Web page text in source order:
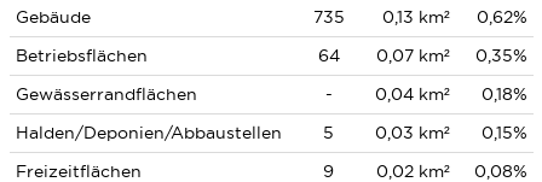
Gebäude 735 0,13 km²
0,62%
Betriebsflächen
64 0,07 km²
0,35%
Gewässerrandflächen
- 0,04 km²
0,18%
Halden/Deponien/Abbaustellen
5 0,03 km²
0,15%
Freizeitflächen
9 0,02 km²
0,08%